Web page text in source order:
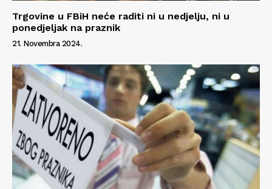
Trgovine u FBiH neće raditi ni u nedjelju, ni u
ponedjeljak na praznik
21. Novembra 2024.